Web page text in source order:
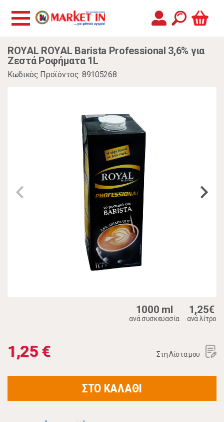
ROYAL ROYAL Barista Professional 3,6% για
Ζεστά Ροφήματα 1L
Κωδικός Προϊόντος: 89105268
1000 ml
ανά συσκευασία
1,25€
ανά λίτρο
1,25 € Στη Λίστα μου
ΣΤΟ ΚΑΛΑΘΙ